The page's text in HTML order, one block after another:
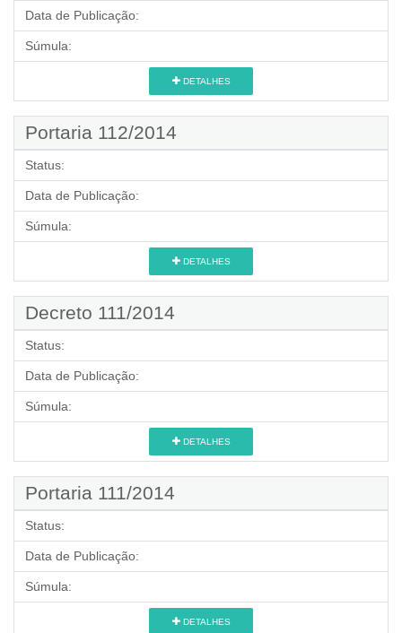
Data de Publicação:
Súmula:
DETALHES
Portaria 112/2014
Status:
Data de Publicação:
Súmula:
DETALHES
Decreto 111/2014
Status:
Data de Publicação:
Súmula:
DETALHES
Portaria 111/2014
Status:
Data de Publicação:
Súmula:
DETALHES